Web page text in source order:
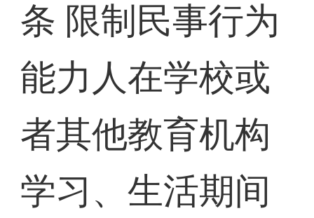
条 限制民事行为
能力人在学校或
者其他教育机构
学习、生活期间